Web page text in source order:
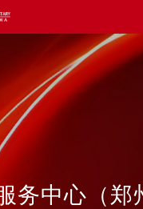
务中心（郑